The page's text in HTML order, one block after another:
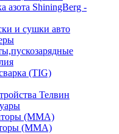
азота ShiningBerg -
и сушки авто
(TIG)
Телвин
(MMA)
(MMA)